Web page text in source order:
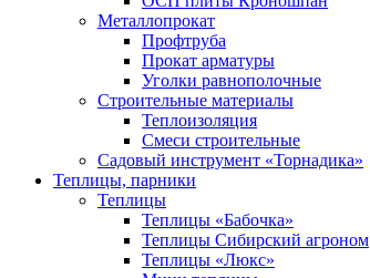
Металлопрокат
Профтруба
Прокат арматуры
Уголки равнополочные
Строительные материалы
Теплоизоляция
Смеси строительные
Садовый инструмент «Торнадика»
Теплицы, парники
Теплицы
Теплицы «Бабочка»
Теплицы Сибирский агроном
Теплицы «Люкс»